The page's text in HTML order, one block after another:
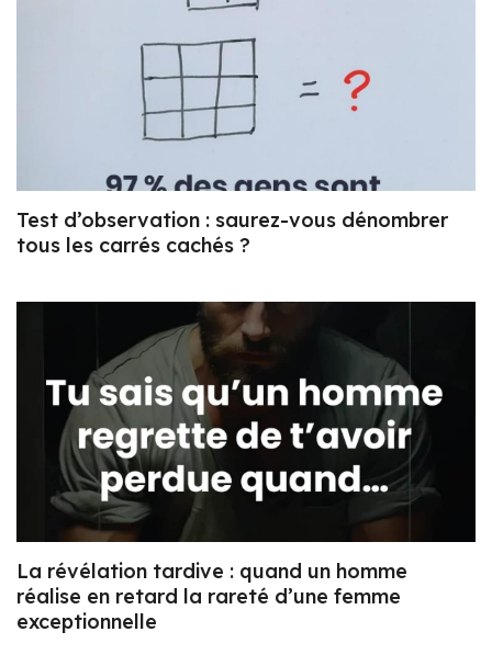
Test d’observation : saurez-vous dénombrer
tous les carrés cachés ?
La révélation tardive : quand un homme
réalise en retard la rareté d’une femme
exceptionnelle